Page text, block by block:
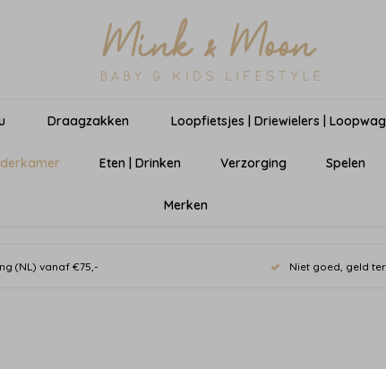
Draagzakken Loopfietsjes | Driewielers |
Eten | Drinken Verzorging Spelen
Merken
(NL) vanaf €75,- Niet goed, geld